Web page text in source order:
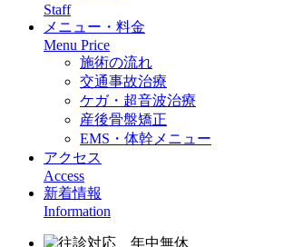
Staff
メニュー・料金
Menu Price
施術の流れ
交通事故治療
ケガ・超音波治療
産後骨盤矯正
EMS・体幹メニュー
アクセス
Access
新着情報
Information